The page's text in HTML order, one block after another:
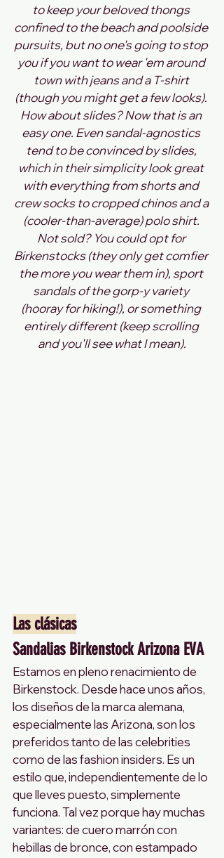
to keep your beloved thongs
confined to the beach and poolside
pursuits, but no one's going to stop
you if you want to wear 'em around
town with jeans and a T-shirt
(though you might get a few looks).
How about slides? Now that is an
easy one. Even sandal-agnostics
tend to be convinced by slides,
which in their simplicity look great
with everything from shorts and
crew socks to cropped chinos and a
(cooler-than-average) polo shirt.
Not sold? You could opt for
Birkenstocks (they only get comfier
the more you wear them in), sport
sandals of the gorp-y variety
(hooray for hiking!), or something
entirely different (keep scrolling
and you'll see what I mean).
Las clásicas
Sandalias Birkenstock Arizona EVA
Estamos en pleno renacimiento de
Birkenstock. Desde hace unos años,
los diseños de la marca alemana,
especialmente las Arizona, son los
preferidos tanto de las celebrities
como de las fashion insiders. Es un
estilo que, independientemente de lo
que lleves puesto, simplemente
funciona. Tal vez porque hay muchas
variantes: de cuero marrón con
hebillas de bronce, con estampado